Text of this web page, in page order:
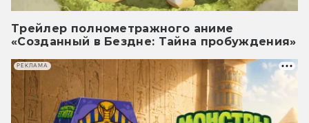
Трейлер полнометражного аниме
«Созданный в Бездне: Тайна пробуждения»
РЕКЛАМА